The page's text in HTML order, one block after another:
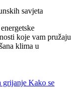
savjeta
koje vam pružaju
klima u
grijanje Kako se